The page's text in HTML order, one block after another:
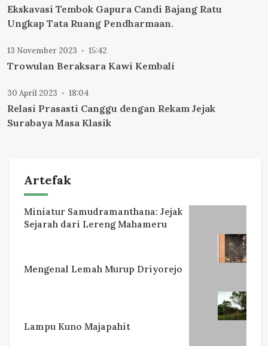
Ekskavasi Tembok Gapura Candi Bajang Ratu
Ungkap Tata Ruang Pendharmaan.
13 November 2023 15:42
Trowulan Beraksara Kawi Kembali
30 April 2023 18:04
Relasi Prasasti Canggu dengan Rekam Jejak
Surabaya Masa Klasik
Artefak
Miniatur Samudramanthana: Jejak
Sejarah dari Lereng Mahameru
Mengenal Lemah Murup Driyorejo
Lampu Kuno Majapahit